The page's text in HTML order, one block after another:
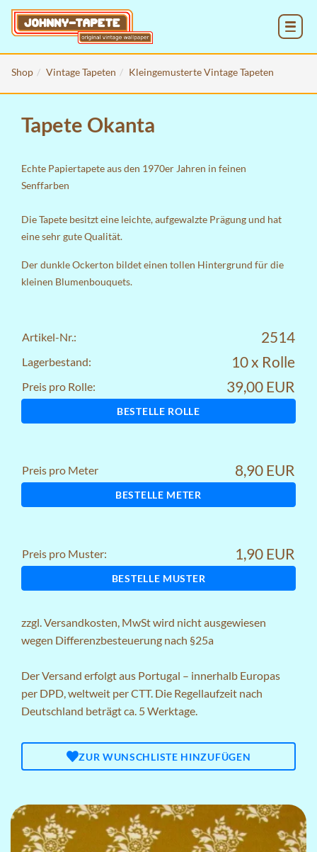
Shop Vintage Tapeten Kleingemusterte Vintage Tapeten
Tapete Okanta
Echte Papiertapete aus den 1970er Jahren in feinen
Senffarben
Die Tapete besitzt eine leichte, aufgewalzte Prägung und hat
eine sehr gute Qualität.
Der dunkle Ockerton bildet einen tollen Hintergrund für die
kleinen Blumenbouquets.
Artikel-Nr.: 2514
Lagerbestand: 10 x Rolle
Preis pro Rolle: 39,00 EUR
BESTELLE ROLLE
Preis pro Meter 8,90 EUR
BESTELLE METER
Preis pro Muster: 1,90 EUR
BESTELLE MUSTER
zzgl.Versandkosten, MwSt wird nicht ausgewiesen
wegen Differenzbesteuerung nach §25a
Der Versand erfolgt aus Portugal – innerhalb Europas
per DPD, weltweit per CTT. Die Regellaufzeit nach
Deutschland beträgt ca. 5 Werktage.
ZUR WUNSCHLISTE HINZUFÜGEN